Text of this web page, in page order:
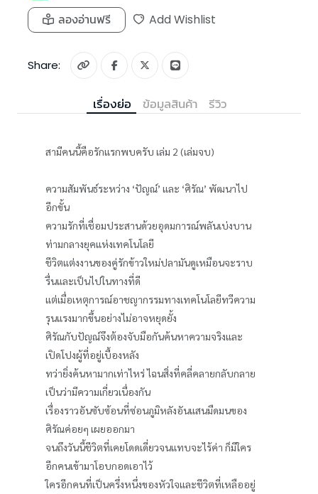
ลองอ่านฟรี Add Wishlist
Share:
เรื่องย่อ ข้อมูลสินค้า รีวิว
สามีคนนี้คือรักแรกพบครับ เล่ม 2 (เล่มจบ)
ความสัมพันธ์ระหว่าง ‘ปัญณ์’ และ ‘ศิรัณ’ พัฒนาไป
อีกขั้น
ความรักที่เชื่อมประสานด้วยอุดมการณ์พลันเบ่งบาน
ท่ามกลางยุคแห่งเทคโนโลยี
ชีวิตแต่งงานของคู่รักข้าวใหม่ปลามันดูเหมือนจะราบ
รื่นและเป็นไปในทางที่ดี
แต่เมื่อเหตุการณ์อาชญากรรมทางเทคโนโลยีทวีความ
รุนแรงมากขึ้นอย่างไม่อาจหยุดยั้ง
ศิรัณกับปัญณ์จึงต้องจับมือกันค้นหาความจริงและ
เปิดโปงผู้ที่อยู่เบื้องหลัง
ทว่ายิ่งค้นหามากเท่าไหร่ ไฉนสิ่งที่คลี่คลายกลับกลาย
เป็นว่ามีความเกี่ยวเนื่องกัน
เรื่องราวอันซับซ้อนที่ซ่อนภูมิหลังอันแสนมืดมนของ
ศิรัณค่อยๆ เผยออกมา
จนถึงวันนี้ชีวิตที่เคยโดดเดี่ยวจนแทบจะไร้ค่า ก็มีใคร
อีกคนเข้ามาโอบกอดเอาไว้
ใครอีกคนที่เป็นครึ่งหนึ่งของหัวใจและชีวิตที่เหลืออยู่